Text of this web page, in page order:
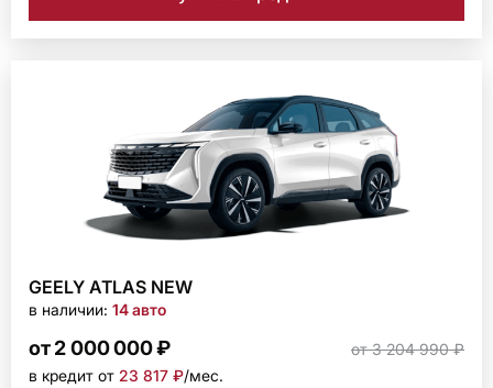
GEELY ATLAS NEW
в наличии: 14 авто
от 2 000 000 ₽
от 3 204 990 ₽
в кредит от 23 817 ₽/мec.